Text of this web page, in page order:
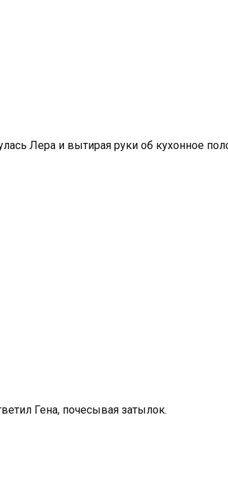
Лера и вытирая руки об кухонное
Гена, почесывая затылок.